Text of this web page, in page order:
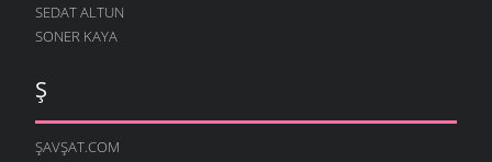
SEDAT ALTUN
SONER KAYA
Ş
ŞAVŞAT.COM